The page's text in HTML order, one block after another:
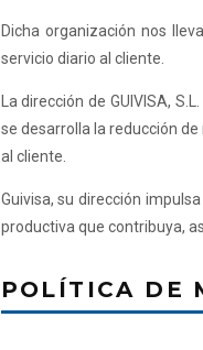
Dicha organización nos
servicio diario al cliente.
La dirección de GUIVISA,
se desarrolla la reducción
al cliente.
Guivisa, su dirección
productiva que contribuya,
POLÍTICA DE